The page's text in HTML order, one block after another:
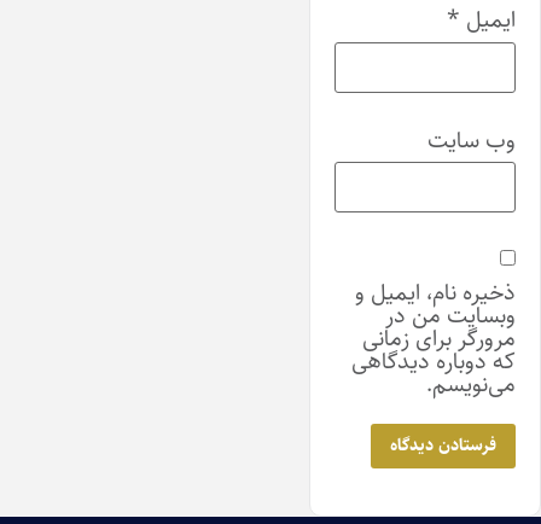
ایمیل *
وب‌ سایت
ذخیره نام، ایمیل و
وبسایت من در
مرورگر برای زمانی
که دوباره دیدگاهی
می‌نویسم.